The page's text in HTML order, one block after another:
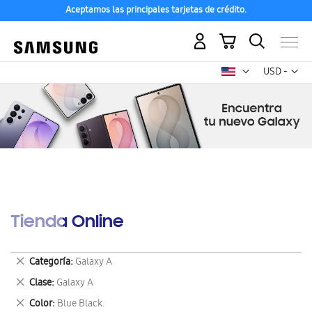
Aceptamos las principales tarjetas de crédito.
USD -
dólar
Mi carrito
Tienda Online
Categoría Galaxy A
Eliminar
este
artículo
Clase Galaxy A
Eliminar
este
Color Blue Black.
Eliminar